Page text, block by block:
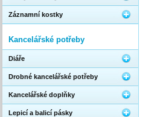
Záznamní kostky
Kancelářské potřeby
Diáře
Drobné kancelářské potřeby
Kancelářské doplňky
Lepicí a balicí pásky